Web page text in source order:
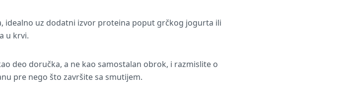
idealno uz dodatni izvor proteina poput grčkog jogurta ili
u krvi.
deo doručka, a ne kao samostalan obrok, i razmislite o
pre nego što završite sa smutijem.